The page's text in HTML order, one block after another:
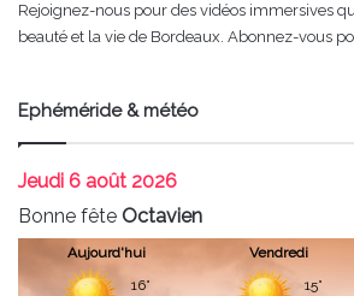
Rejoignez-nous pour des vidéos immersives
beauté et la vie de Bordeaux. Abonnez-vous
Ephéméride & météo
Jeudi 6 août 2026
Bonne fête Octavien
Aujourd'hui
16°
Vendredi
15°